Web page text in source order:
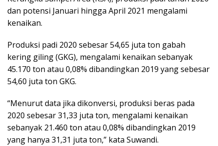
dan potensi Januari hingga April 2021 mengalami
kenaikan.
Produksi padi 2020 sebesar 54,65 juta ton gabah
kering giling (GKG), mengalami kenaikan sebanyak
45.170 ton atau 0,08% dibandingkan 2019 yang sebesar
54,60 juta ton GKG.
“Menurut data jika dikonversi, produksi beras pada
2020 sebesar 31,33 juta ton, mengalami kenaikan
sebanyak 21.460 ton atau 0,08% dibandingkan 2019
yang hanya 31,31 juta ton,” kata Suwandi.